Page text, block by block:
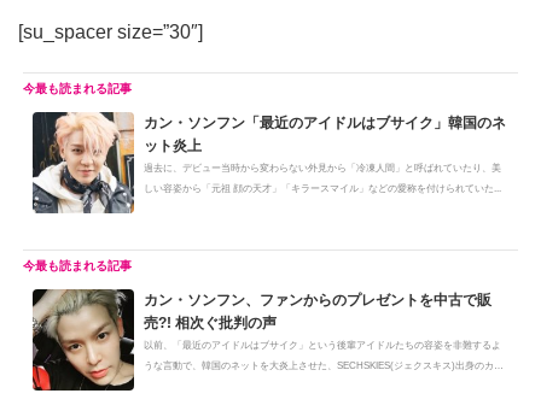
[su_spacer size=”30″]
カン・ソンフン「最近のアイドルはブサイク」韓国のネ
ット炎上
過去に、デビュー当時から変わらない外見から「冷凍人間」と呼ばれていたり、美
しい容姿から「元祖 顔の天才」「キラースマイル」などの愛称を付けられていた...
カン・ソンフン、ファンからのプレゼントを中古で販
売?! 相次ぐ批判の声
以前、「最近のアイドルはブサイク」という後輩アイドルたちの容姿を非難するよ
うな言動で、韓国のネットを大炎上させた、SECHSKIES(ジェクスキス)出身のカ